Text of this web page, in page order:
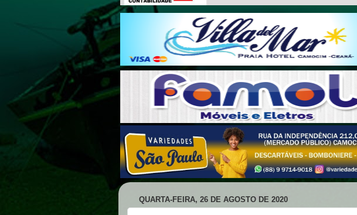
QUARTA-FEIRA, 26 DE AGOSTO DE 2020